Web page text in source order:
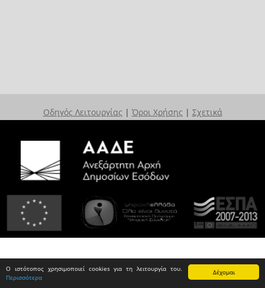
Δέχομαι
Ο ιστότοπος χρησιμοποιεί cookies για τη λειτουργία του.
Περισσότερα
Οδηγός Λειτουργίας | Όροι Χρήσης | Σχετικά